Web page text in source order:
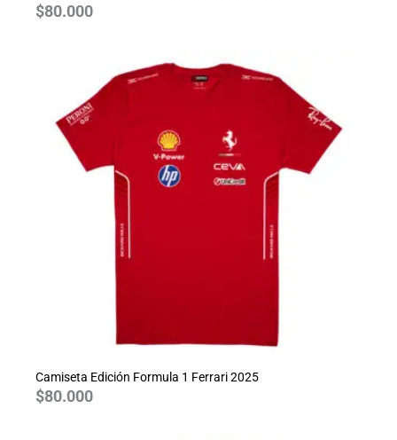
$80.000
Camiseta Edición Formula 1 Ferrari 2025
$80.000